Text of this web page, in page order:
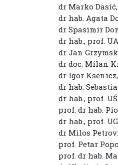
dr Marko
dr hab. Agata
dr Spasimir
dr hab., prof.
dr Jan
dr doc. Milan
dr Igor
dr hab.
dr hab., prof.
prof. dr hab.
dr hab., prof.
dr Milos
prof. Petar
prof. dr hab.